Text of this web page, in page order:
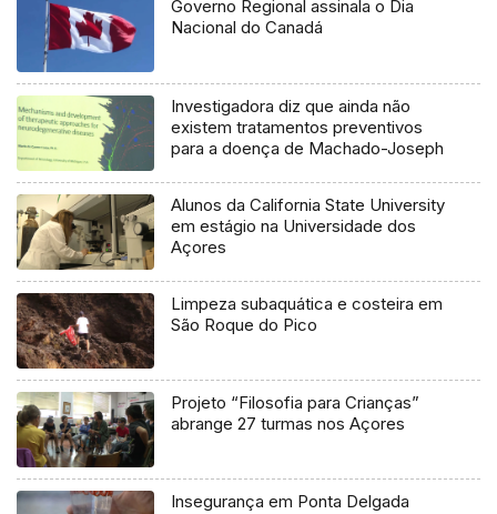
Governo Regional assinala o Dia
Nacional do Canadá
Investigadora diz que ainda não
existem tratamentos preventivos
para a doença de Machado-Joseph
Alunos da California State University
em estágio na Universidade dos
Açores
Limpeza subaquática e costeira em
São Roque do Pico
Projeto “Filosofia para Crianças”
abrange 27 turmas nos Açores
Insegurança em Ponta Delgada